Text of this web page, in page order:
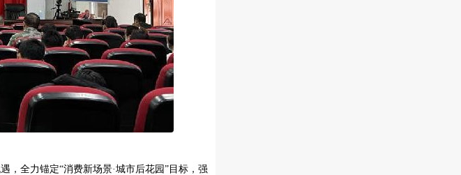
，全力锚定“消费新场景·城市后花园”目标，强